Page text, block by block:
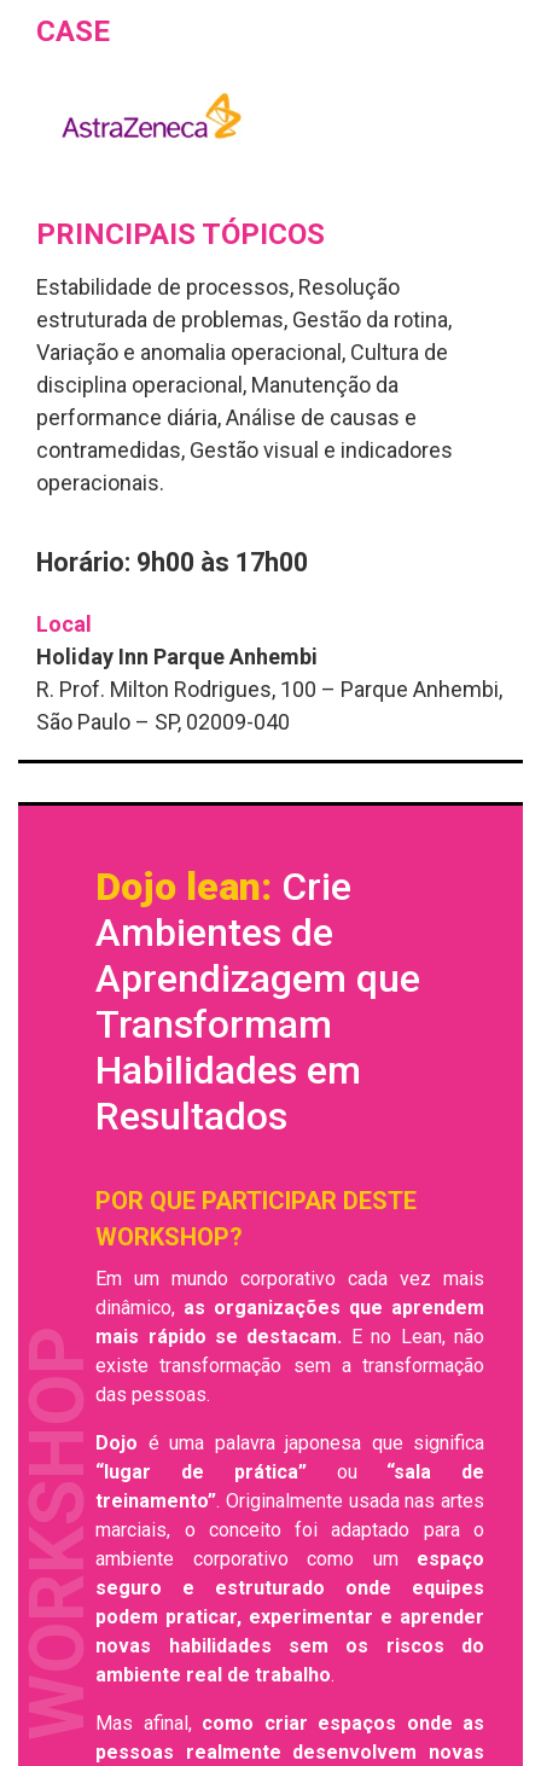
CASE
PRINCIPAIS TÓPICOS
Estabilidade de processos, Resolução
estruturada de problemas, Gestão da rotina,
Variação e anomalia operacional, Cultura de
disciplina operacional, Manutenção da
performance diária, Análise de causas e
contramedidas, Gestão visual e indicadores
operacionais.
Horário: 9h00 às 17h00
Local
Holiday Inn Parque Anhembi
R. Prof. Milton Rodrigues, 100 – Parque Anhembi,
São Paulo – SP, 02009-040
WORKSHOP
Dojo lean: Crie
Ambientes de
Aprendizagem que
Transformam
Habilidades em
Resultados
POR QUE PARTICIPAR DESTE
WORKSHOP?
Em um mundo corporativo cada vez mais
dinâmico, as organizações que aprendem
mais rápido se destacam. E no Lean, não
existe transformação sem a transformação
das pessoas.
Dojo é uma palavra japonesa que significa
“lugar de prática”ou “sala de
treinamento”. Originalmente usada nas artes
marciais, o conceito foi adaptado para o
ambiente corporativo como um espaço
seguro e estruturado onde equipes
podem praticar, experimentar e aprender
novas habilidades sem os riscos do
ambiente real de trabalho.
Mas afinal, como criar espaços onde as
pessoas realmente desenvolvem novas